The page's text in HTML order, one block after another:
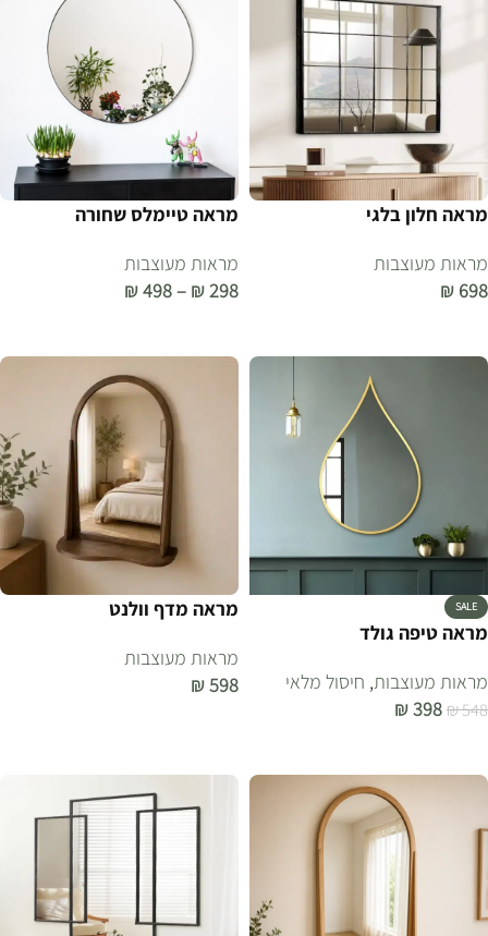
מראה חלון בלגי
מראות מעוצבות
₪ 698
מראה טיימלס שחורה
מראות מעוצבות
₪298
–
₪498
SALE
מראה טיפה גולד
מראות מעוצבות, חיסול מלאי
₪548
₪398
מראה מדף וולנט
מראות מעוצבות
₪598